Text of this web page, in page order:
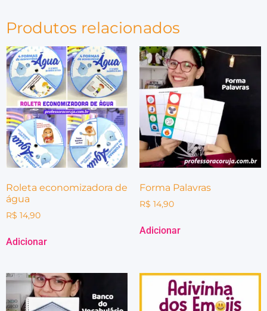
Produtos relacionados
Roleta economizadora de
água
R$ 14,90
Adicionar
Forma Palavras
R$ 14,90
Adicionar